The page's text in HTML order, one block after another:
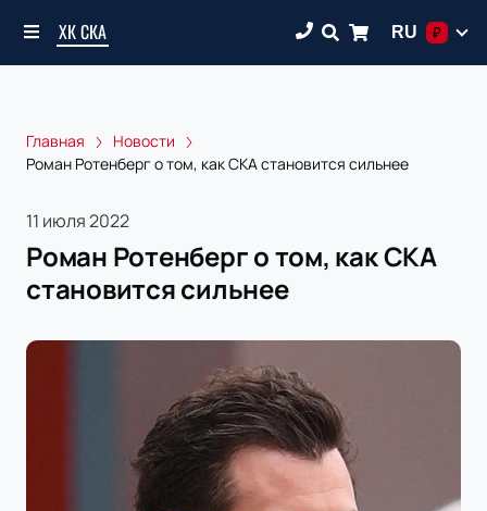
ХК СКА RU ₽
Главная
Новости
Роман Ротенберг о том, как СКА становится сильнее
11 июля 2022
Роман Ротенберг о том, как СКА
становится сильнее